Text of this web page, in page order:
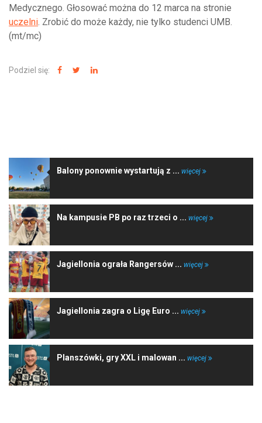
Medycznego. Głosować można do 12 marca na stronie
uczelni . Zrobić do może każdy, nie tylko studenci UMB.
(mt/mc)
Podziel się:
Balony ponownie wystartują z ... więcej
Na kampusie PB po raz trzeci o ... więcej
Jagiellonia ograła Rangersów ... więcej
Jagiellonia zagra o Ligę Euro ... więcej
Planszówki, gry XXL i malowan ... więcej